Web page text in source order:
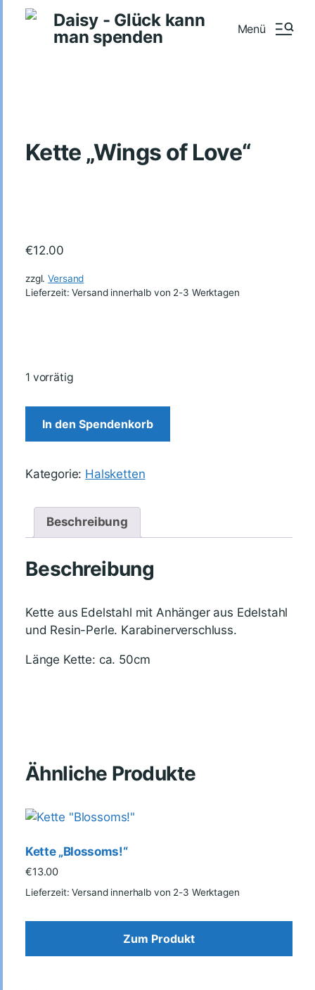
Daisy - Glück kann
man spenden
Menü
Kette „Wings of Love“
€12.00
zzgl.Versand
Lieferzeit: Versand innerhalb von 2-3 Werktagen
1 vorrätig
In den Spendenkorb
Kategorie: Halsketten
Beschreibung
Beschreibung
Kette aus Edelstahl mit Anhänger aus Edelstahl
und Resin-Perle. Karabinerverschluss.
Länge Kette: ca. 50cm
Ähnliche Produkte
Kette „Blossoms!“
€13.00
Lieferzeit: Versand innerhalb von 2-3 Werktagen
Zum Produkt